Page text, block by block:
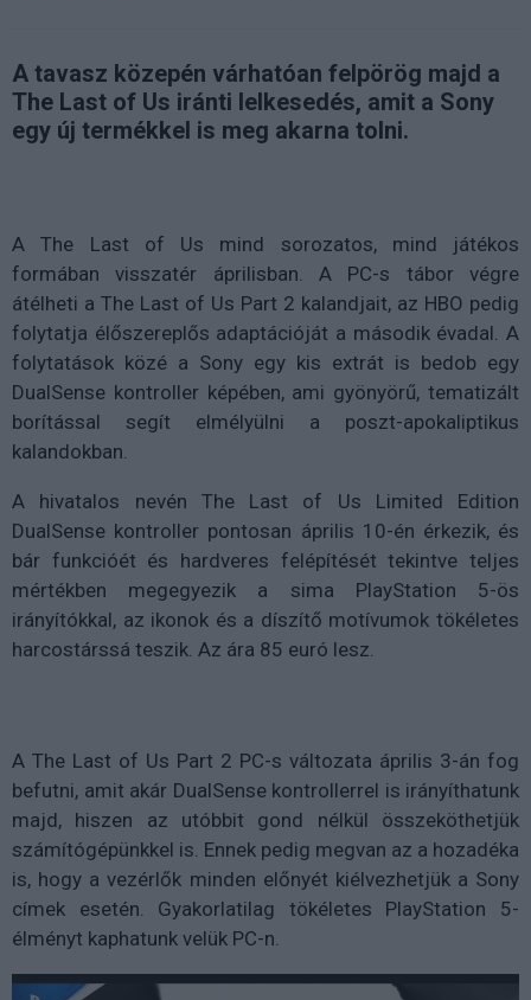
A tavasz közepén várhatóan felpörög majd a
The Last of Us iránti lelkesedés, amit a Sony
egy új termékkel is meg akarna tolni.
A The Last of Us mind sorozatos, mind játékos
formában visszatér áprilisban. A PC-s tábor végre
átélheti a The Last of Us Part 2 kalandjait, az HBO pedig
folytatja élőszereplős adaptációját a második évadal. A
folytatások közé a Sony egy kis extrát is bedob egy
DualSense kontroller képében, ami gyönyörű, tematizált
borítással segít elmélyülni a poszt-apokaliptikus
kalandokban.
A hivatalos nevén The Last of Us Limited Edition
DualSense kontroller pontosan április 10-én érkezik, és
bár funkcióét és hardveres felépítését tekintve teljes
mértékben megegyezik a sima PlayStation 5-ös
irányítókkal, az ikonok és a díszítő motívumok tökéletes
harcostárssá teszik. Az ára 85 euró lesz.
A The Last of Us Part 2 PC-s változata április 3-án fog
befutni, amit akár DualSense kontrollerrel is irányíthatunk
majd, hiszen az utóbbit gond nélkül összeköthetjük
számítógépünkkel is. Ennek pedig megvan az a hozadéka
is, hogy a vezérlők minden előnyét kiélvezhetjük a Sony
címek esetén. Gyakorlatilag tökéletes PlayStation 5-
élményt kaphatunk velük PC-n.